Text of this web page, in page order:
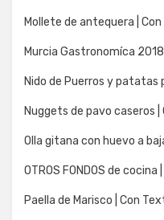
Mollete de antequera |
Murcia Gastronomíca
Nido de Puerros y patatas
Nuggets de pavo caseros
Olla gitana con huevo a
OTROS FONDOS de
Paella de Marisco | Con